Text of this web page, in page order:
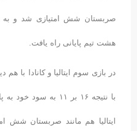
صربستان شش امتیازی شد و به
هشت تیم پایانی راه یافت.
در بازی سوم ایتالیا و کانادا با هم
با نتیجه ۱۶ بر ۱۱ به
ایتالیا هم مانند صربستان شش